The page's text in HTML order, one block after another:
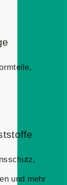
und mehr